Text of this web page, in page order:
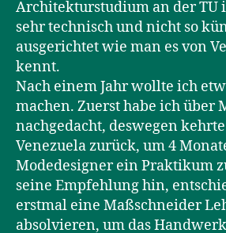
Architekturstudium an der TU
sehr technisch und nicht so
ausgerichtet wie man es von
kennt.
Nach einem Jahr wollte ich
machen. Zuerst habe ich über
nachgedacht, deswegen
Venezuela zurück, um 4
Modedesigner ein Praktikum
seine Empfehlung hin,
erstmal eine Maßschneider
absolvieren, um das